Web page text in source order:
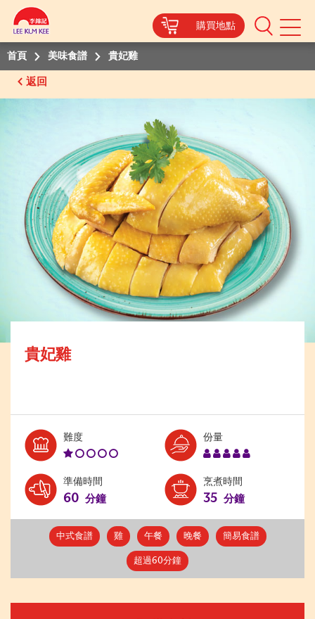
購買地點
Mobile
Menu
首頁
美味食譜 貴妃雞
返回
貴妃雞
難度Level:
份量Serves:
準備時間
60 分鐘
烹煮時間
35 分鐘
中式食譜 雞 午餐 晚餐 簡易食譜
超過60分鐘